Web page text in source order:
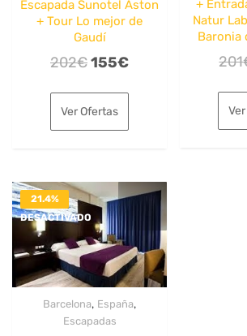
Escapada Sunotel Aston
+ Tour Lo mejor de
Gaudí
202€El
original
era:
155€El
es:
Ver Ofertas
+
Natur
Baronia
201
21.4%
DESACTIVADO
Barcelona, España,
Escapadas